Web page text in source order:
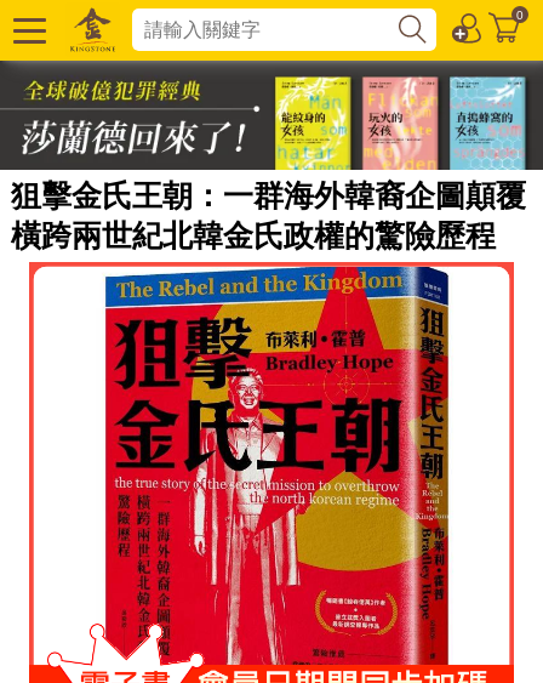
0
狙擊金氏王朝：一群海外韓裔企圖顛覆
橫跨兩世紀北韓金氏政權的驚險歷程